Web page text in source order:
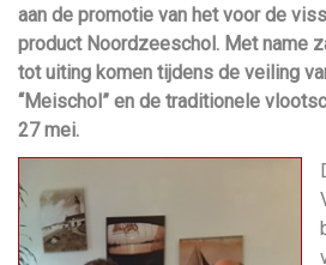
aan de promotie van het voor de
product Noordzeeschol. Met name
tot uiting komen tijdens de veiling
“Meischol” en de traditionele
27 mei.